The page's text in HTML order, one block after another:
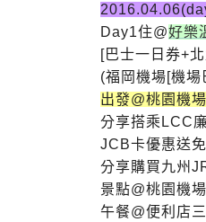
Day1住@好樂
[巴士一日券+
(福岡機場[機場
出發@桃園機
分享搭乘LCC
JCB卡優惠送
分享購買九州
景點@桃園機
午餐@便利店